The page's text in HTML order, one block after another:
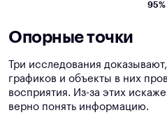
95%
Опорные точки
Три исследования
графиков и объекты в них
восприятия. Из-за этих
верно понять информацию.